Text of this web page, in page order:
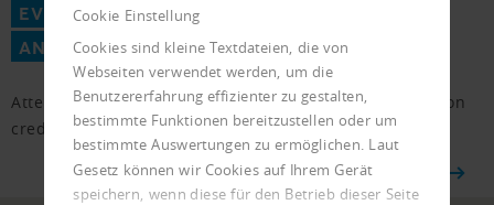
Cookie Einstellung
Cookies sind kleine Textdateien, die von
Webseiten verwendet werden, um die
Benutzererfahrung effizienter zu gestalten,
bestimmte Funktionen bereitzustellen oder um
bestimmte Auswertungen zu ermöglichen. Laut
Gesetz können wir Cookies auf Ihrem Gerät
speichern, wenn diese für den Betrieb dieser Seite
EVENTS
AND SEMINARS
Attend specialized Creditreform events and seminars on
credit management
TO OVERVIEW